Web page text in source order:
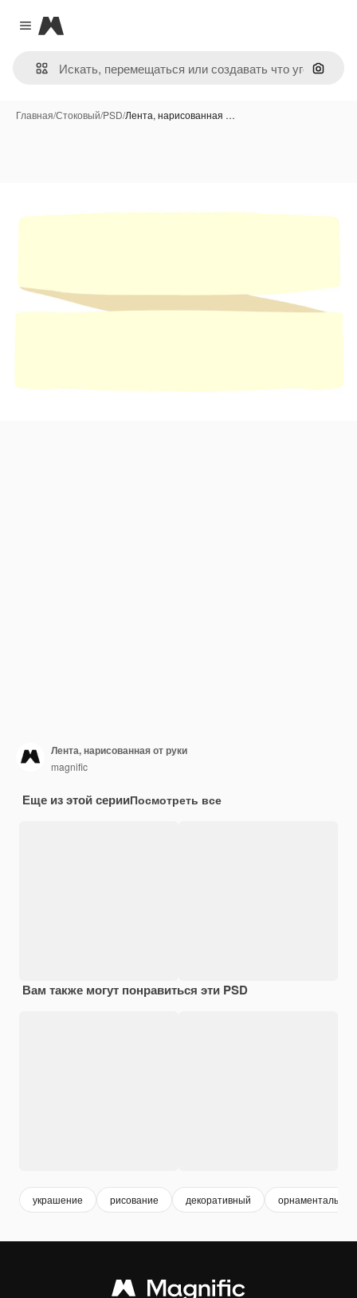
Close menu
Magnific
Поиск
Главная/Стоковый/PSD/Лента, нарисованная …
Лента, нарисованная от руки
magnific
Еще из этой серииПосмотреть все
Вам также могут понравиться эти PSD
украшение рисование декоративный орнаментальный